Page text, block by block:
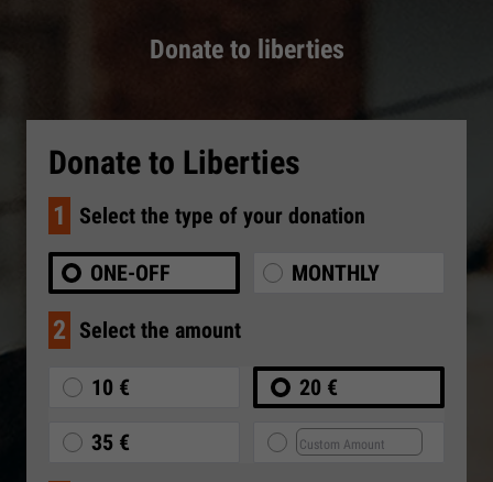
Donate to liberties
Donate to Liberties
1 Select the type of your donation
ONE-OFF MONTHLY
2 Select the amount
10 € 20 €
35 €